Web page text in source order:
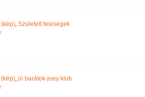
(kép), Született feleségek
(kép), jó barátok-joey klub